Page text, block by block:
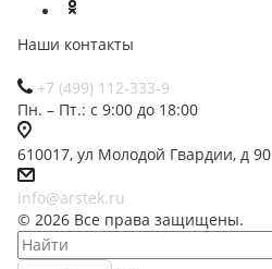
Наши контакты
+7 (499) 112-333-9
Пн. – Пт.: с 9:00 до 18:00
610017, ул Молодой Гвардии, д 90
info@arstek.ru
© 2026 Все права защищены.